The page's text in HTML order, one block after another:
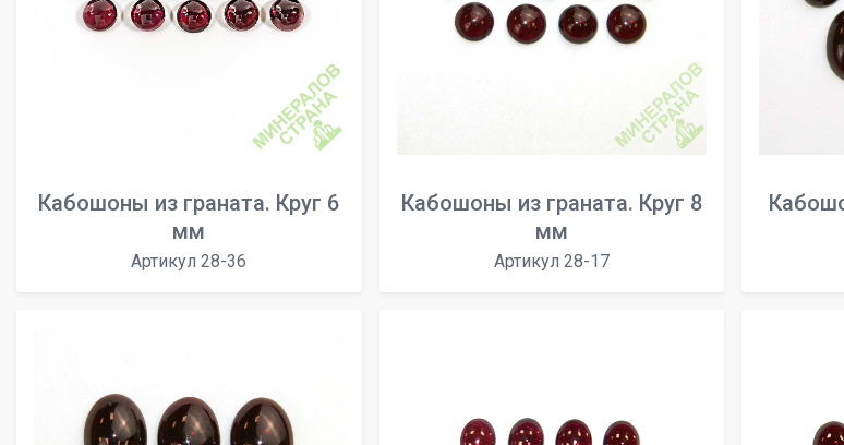
Кабошоны из граната. Круг 6
мм
Артикул 28-36
Кабошоны из граната. Круг 8
мм
Артикул 28-17